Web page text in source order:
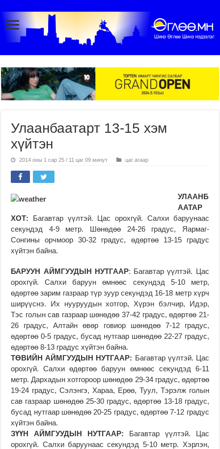
Улаанбаатарт 13-15 хэм
хүйтэн
2014 оны 1 сар 25 / 11 цаг 09 минут цаг агаар
УЛААНБ
ААТАР
ХОТ: Багавтар үүлтэй. Цас орохгүй. Салхи баруунаас
секундэд 4-9 метр. Шөнөдөө 24-26 градус, Яармаг-
Сонгины орчмоор 30-32 градус, өдөртөө 13-15 градус
хүйтэн байна.
БАРУУН АЙМГУУДЫН НУТГААР: Багавтар үүлтэй. Цас
орохгүй. Салхи баруун өмнөөс секундэд 5-10 метр,
өдөртөө зарим газраар түр зуур секундэд 16-18 метр хүрч
ширүүснэ. Их нууруудын хотгор, Хүрэн бэлчир, Идэр,
Тэс голын сав газраар шөнөдөө 37-42 градус, өдөртөө 21-
26 градус, Алтайн өвөр говиор шөнөдөө 7-12 градус,
өдөртөө 0-5 градус, бусад нутгаар шөнөдөө 22-27 градус,
өдөртөө 8-13 градус хүйтэн байна.
ТӨВИЙН АЙМГУУДЫН НУТГААР: Багавтар үүлтэй. Цас
орохгүй. Салхи өдөртөө баруун өмнөөс секундэд 6-11
метр. Дархадын хотгороор шөнөдөө 29-34 градус, өдөртөө
19-24 градус, Сэлэнгэ, Хараа, Ерөө, Туул, Тэрэлж голын
сав газраар шөнөдөө 25-30 градус, өдөртөө 13-18 градус,
бусад нутгаар шөнөдөө 20-25 градус, өдөртөө 7-12 градус
хүйтэн байна.
ЗҮҮН АЙМГУУДЫН НУТГААР: Багавтар үүлтэй. Цас
орохгүй. Салхи баруунаас секундэд 5-10 метр. Хэрлэн,